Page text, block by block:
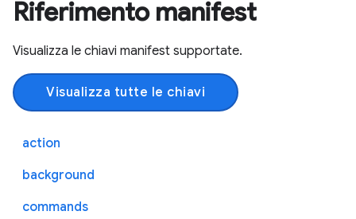
Riferimento manifest
Visualizza le chiavi manifest supportate.
Visualizza tutte le chiavi
action
background
commands